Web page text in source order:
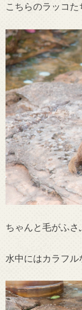
こちらのラッコた
ちゃんと毛がふ
水中にはカラフル